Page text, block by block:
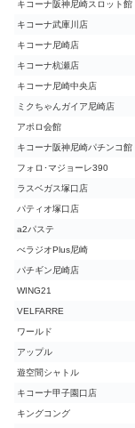
キコーナ阪神尼崎スロット館
キコーナ武庫川店
キコーナ尼崎店
キコーナ杭瀬店
キコーナ尼崎中央店
ミクちゃんガイア尼崎店
アポロ会館
キコーナ阪神尼崎パチンコ館
フォロ･マジョーレ390
ラスベガス塚口店
パティオ塚口店
a2パステ
べラジオPlus尼崎
パチギン尼崎店
WING21
VELFARRE
ワールド
アップル
遊空間シャトル
キコーナ甲子園口店
キングコング